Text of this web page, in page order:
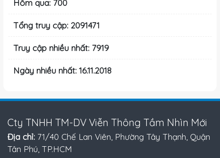
Hôm qua: 700
Tổng truy cập: 2091471
Truy cập nhiều nhất: 7919
Ngày nhiều nhất: 16.11.2018
Cty TNHH TM-DV Viễn Thông Tầm Nhìn Mới
Địa chỉ: 71/40 Chế Lan Viên, Phường Tây Thạnh, Quận
Tân Phú, TP.HCM